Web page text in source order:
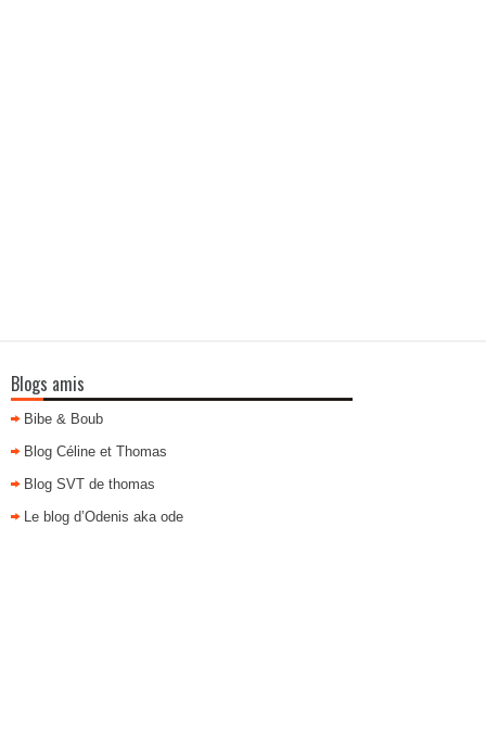
Blogs amis
Bibe & Boub
Blog Céline et Thomas
Blog SVT de thomas
Le blog d’Odenis aka ode